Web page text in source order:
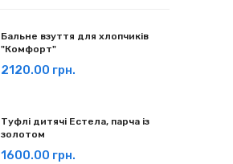
Бальне взуття для хлопчиків
"Комфорт"
2120.00 грн.
Туфлі дитячі Естела, парча із
золотом
1600.00 грн.